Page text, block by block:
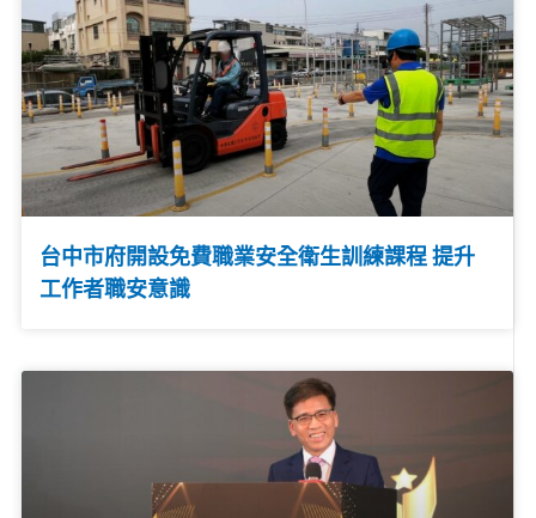
台中市府開設免費職業安全衛生訓練課程 提升
工作者職安意識